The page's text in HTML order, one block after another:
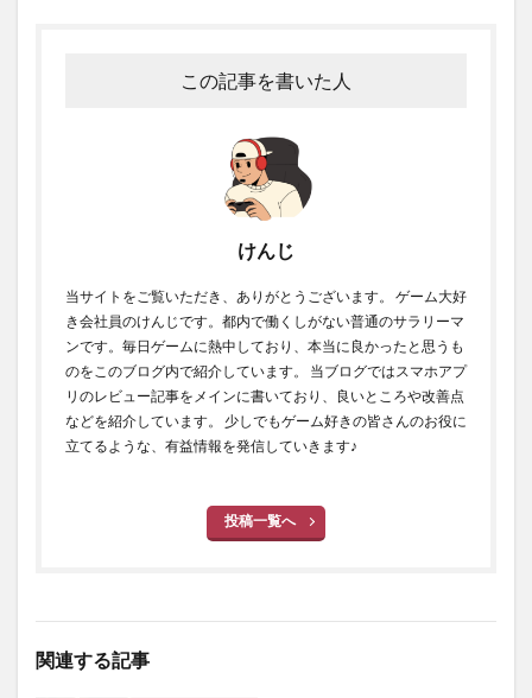
この記事を書いた人
けんじ
当サイトをご覧いただき、ありがとうございます。 ゲーム大好
き会社員のけんじです。都内で働くしがない普通のサラリーマ
ンです。毎日ゲームに熱中しており、本当に良かったと思うも
のをこのブログ内で紹介しています。 当ブログではスマホアプ
リのレビュー記事をメインに書いており、良いところや改善点
などを紹介しています。 少しでもゲーム好きの皆さんのお役に
立てるような、有益情報を発信していきます♪
投稿一覧へ
関連する記事